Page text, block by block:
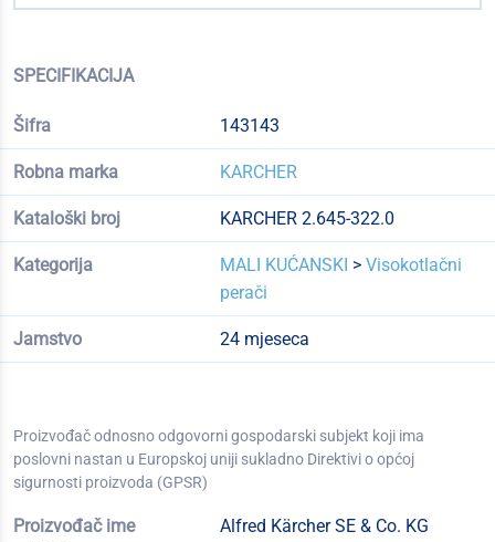
SPECIFIKACIJA
Šifra 143143
Robna marka KARCHER
Kataloški broj KARCHER 2.645-322.0
Kategorija MALI KUĆANSKI > Visokotlačni
perači
Jamstvo 24 mjeseca
Proizvođač odnosno odgovorni gospodarski subjekt koji ima
poslovni nastan u Europskoj uniji sukladno Direktivi o općoj
sigurnosti proizvoda (GPSR)
Proizvođač ime
Alfred Kärcher SE & Co. KG